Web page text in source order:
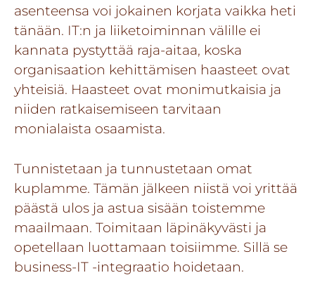
asenteensa voi jokainen korjata vaikka heti
tänään. IT:n ja liiketoiminnan välille ei
kannata pystyttää raja-aitaa, koska
organisaation kehittämisen haasteet ovat
yhteisiä. Haasteet ovat monimutkaisia ja
niiden ratkaisemiseen tarvitaan
monialaista osaamista.
Tunnistetaan ja tunnustetaan omat
kuplamme. Tämän jälkeen niistä voi yrittää
päästä ulos ja astua sisään toistemme
maailmaan. Toimitaan läpinäkyvästi ja
opetellaan luottamaan toisiimme. Sillä se
business-IT -integraatio hoidetaan.